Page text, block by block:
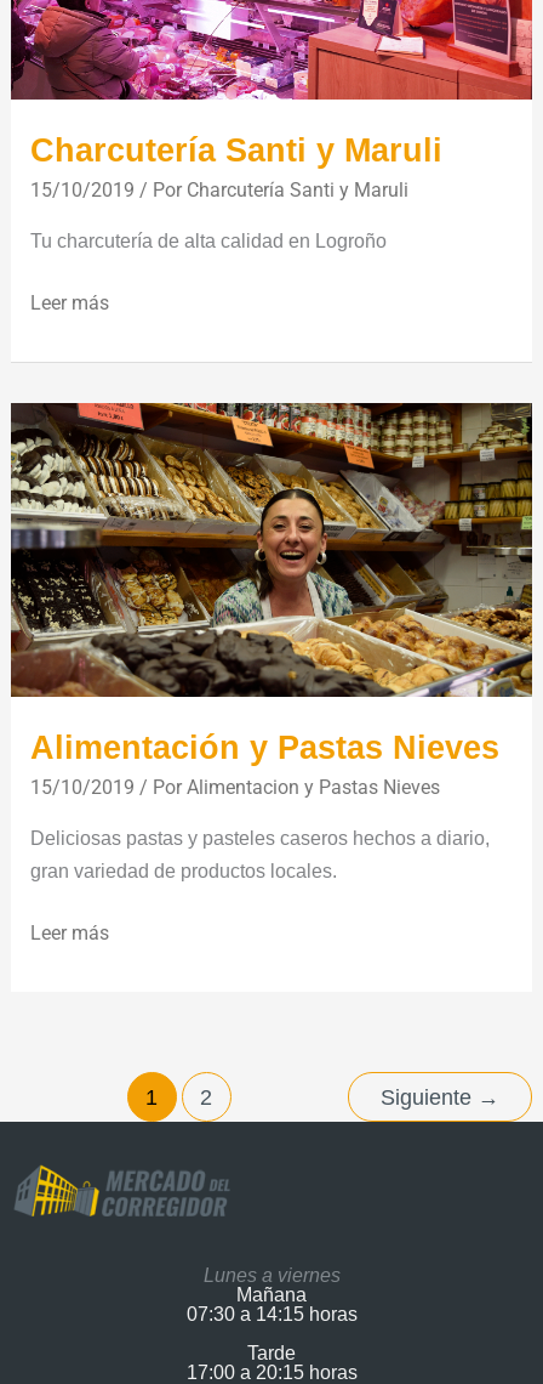
Charcutería Santi y Maruli
15/10/2019/ Por Charcutería Santi y Maruli
Tu charcutería de alta calidad en Logroño
Leer más
Alimentación y Pastas Nieves
15/10/2019/ PorAlimentacion y Pastas Nieves
Deliciosas pastas y pasteles caseros hechos a diario,
gran variedad de productos locales.
Alimentación
y
Pastas
Nieves
Leer más
1 2 Siguiente →
Lunes a viernes
Mañana
07:30 a 14:15 horas
Tarde
17:00 a 20:15 horas​